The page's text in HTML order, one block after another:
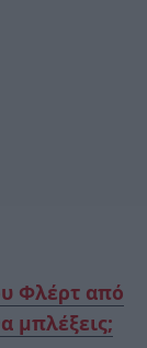
Φλέρτ από
μπλέξεις;